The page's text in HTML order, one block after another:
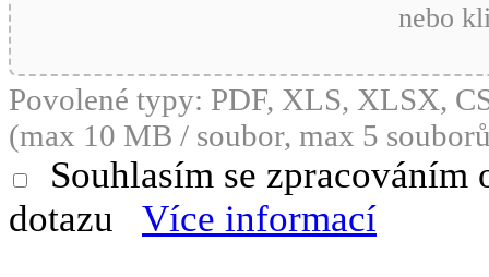
nebo
Povolené typy: PDF, XLS, XLSX,
(max 10 MB / soubor, max 5
Souhlasím se
dotazu
Více informací